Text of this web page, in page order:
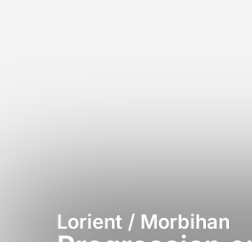
Lorient / Morbihan